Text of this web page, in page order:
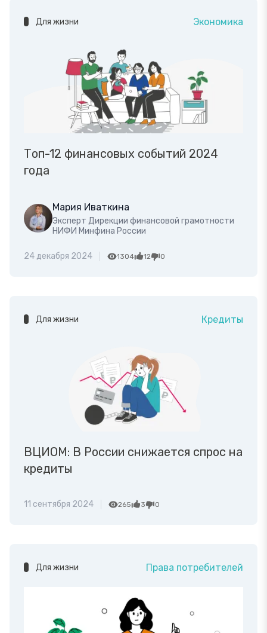
Для жизни Экономика
Топ-12 финансовых событий 2024
года
Мария Иваткина
Эксперт Дирекции финансовой грамотности
НИФИ Минфина России
24 декабря 2024 1304 12 0
Для жизни Кредиты
ВЦИОМ: В России снижается спрос на
кредиты
11 сентября 2024 265 3 0
Для жизни Права потребителей